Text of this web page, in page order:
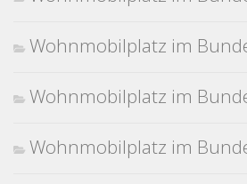
Wohnmobilplatz im
Wohnmobilplatz im
Wohnmobilplatz im